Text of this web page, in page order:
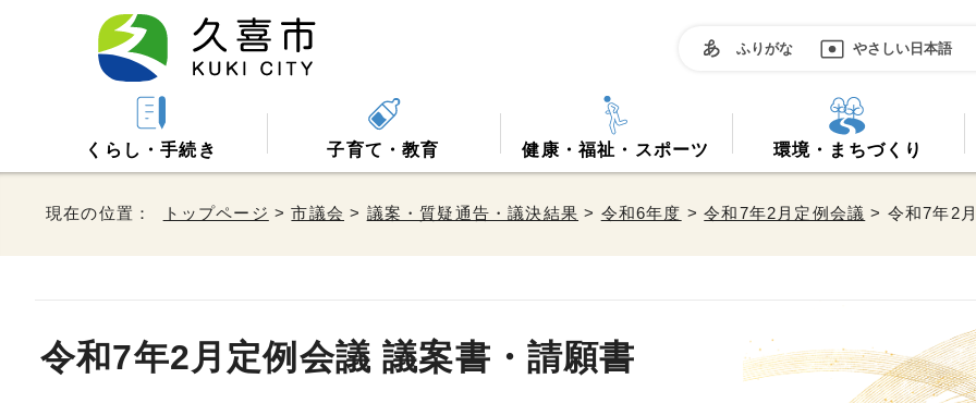
ふりがな やさしい日本語
くらし・手続き 子育て・教育 健康・福祉・スポーツ 環境・まちづくり
現在の位置： トップページ >市議会 > 議案・質疑通告・議決結果 > 令和6年度 >令和7年2月定例会議 > 令和7年2
令和7年2月定例会議 議案書・請願書